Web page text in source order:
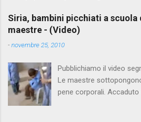
Siria, bambini picchiati a scuola
maestre - (Video)
-novembre 25, 2010
Pubblichiamo il video
Le maestre
pene corporali. Accaduto
Canale 5 "Forum" si è